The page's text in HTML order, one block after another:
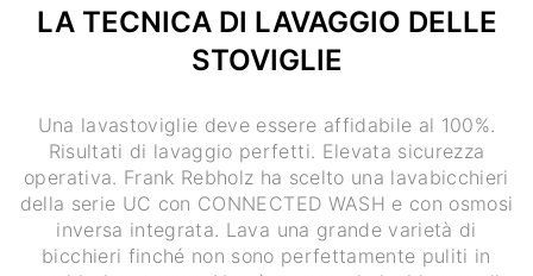
LA TECNICA DI LAVAGGIO DELLE
STOVIGLIE
Una lavastoviglie deve essere affidabile al 100%.
Risultati di lavaggio perfetti. Elevata sicurezza
operativa. Frank Rebholz ha scelto una lavabicchieri
della serie UC con CONNECTED WASH e con osmosi
inversa integrata. Lava una grande varietà di
bicchieri finché non sono perfettamente puliti in